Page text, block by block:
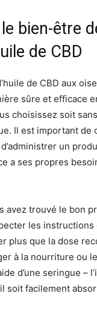
bien-être
de CBD
de CBD aux
sûre et efficace
choisissez soit
Il est important de
un
a ses propres
avez trouvé le bon
les instructions
plus que la dose
à la nourriture ou
d’une seringue –
soit facilement